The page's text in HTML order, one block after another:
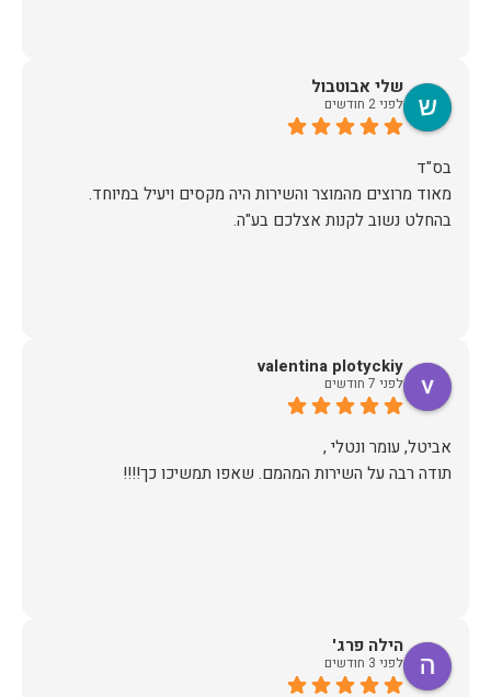
שלי אבוטבול
לפני 2 חודשים
מאוד מרוצים מהמוצר והשירות היה מקסים ויעיל במיוחד.
בהחלט נשוב לקנות אצלכם בע"ה.
valentina plotyckiy
לפני 7 חודשים
תודה רבה על השירות המהמם. שאפו תמשיכו כך!!!!
הילה פרג'
לפני 3 חודשים